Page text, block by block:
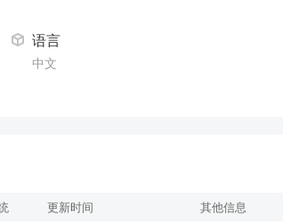
语言
中文
更新时间 其他信息